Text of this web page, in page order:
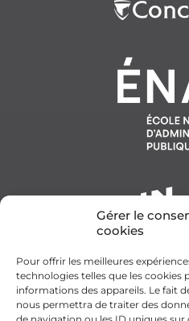
Gérer le
cookies
Pour offrir les meilleures
technologies telles que les cookies
informations des appareils. Le fait
nous permettra de traiter des